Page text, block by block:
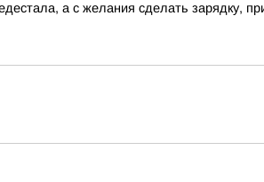
а с желания сделать зарядку,